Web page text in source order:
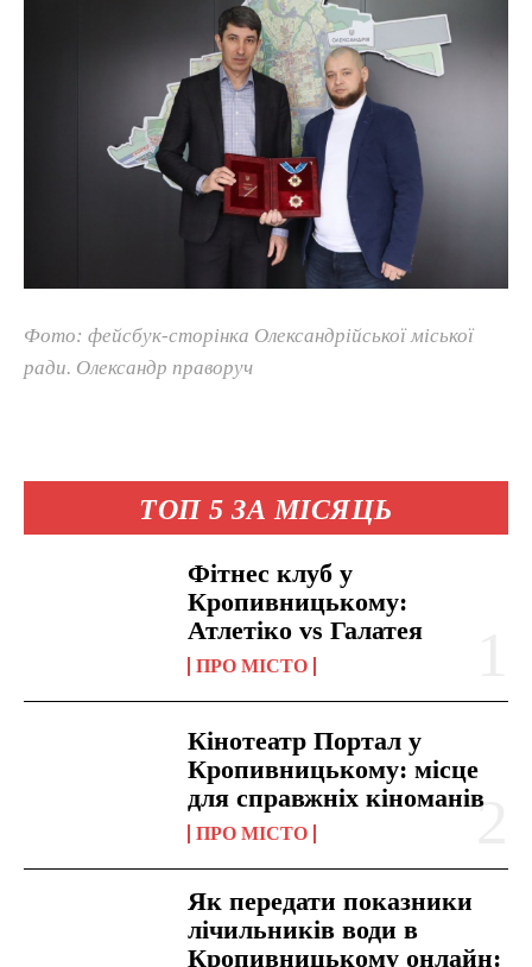
ТОП 5 ЗА МІСЯЦЬ
Фітнес клуб у
Кропивницькому:
Атлетіко vs Галатея
ПРО МІСТО
Кінотеатр Портал у
Кропивницькому: місце
для справжніх кіноманів
ПРО МІСТО
Як передати показники
лічильників води в
Кропивницькому онлайн:
Фото: фейсбук-сторінка Олександрійської міської
ради. Олександр праворуч